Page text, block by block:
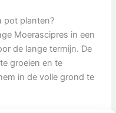
pot planten?
Moerascipres in een
de lange termijn. De
groeien en te
in de volle grond te